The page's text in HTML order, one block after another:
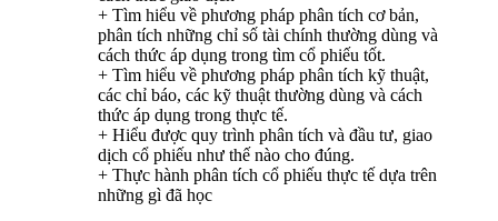
+ Tìm hiểu về phương pháp phân tích cơ bản,
phân tích những chỉ số tài chính thường dùng và
cách thức áp dụng trong tìm cổ phiếu tốt.
+ Tìm hiểu về phương pháp phân tích kỹ thuật,
các chỉ báo, các kỹ thuật thường dùng và cách
thức áp dụng trong thực tế.
+ Hiểu được quy trình phân tích và đầu tư, giao
dịch cổ phiếu như thế nào cho đúng.
+ Thực hành phân tích cổ phiếu thực tế dựa trên
những gì đã học